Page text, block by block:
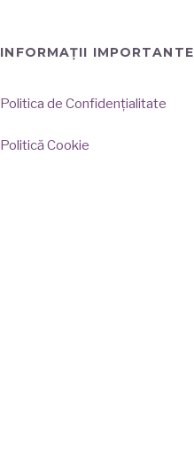
INFORMAȚII IMPORTANTE
Politica de Confidențialitate
Politică Cookie